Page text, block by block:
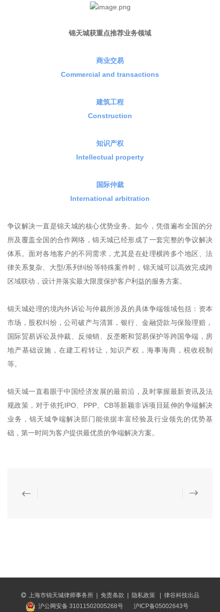
锦天城获重点推荐业务领域
商业交易
Commercial and transactions
建筑工程
Construction
知识产权
Intellectual property
国际仲裁
International arbitration
争议解决一直是锦天城的核心优势业务。如今，凭借遍布全国的分
所及覆盖全国的合作网络，锦天城已经形成了一套完整的争议解决
体系。面对各地客户的不同需求，尤其是在处理横跨多个地区、法
律关系复杂、大型/系列纠纷等特殊案件时，锦天城可以高效完成跨
区域联动，设计并落实最大限度保护客户利益的服务方案。
锦天城处理的境内外诉讼与仲裁所涉及的具体争端领域包括：资本
市场，股权纠纷，公司破产与清算，银行、金融贷款与保险理赔，
国际贸易诉讼及仲裁、反倾销、反垄断和贸易保护等跨国争端，房
地产基础设施，在建工程转让，知识产权，海事海商，税收税制
等。
锦天城一直着眼于中国经济发展的最前沿，及时掌握最新资讯及法
规政策，对于依托IPO、PPP、CB等新颖非诉项目延伸的争端解决
业务，锦天城争端解决部门能依据丰富经验及行业领先的优势基
础，第一时间为客户提供最优质的争端解决方案。
上海市锦天城律师事务所 免责条款 隐私政策
律谷科技出品
沪公网安备 31011502005268号
沪ICP备05002643号